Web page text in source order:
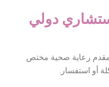
دولي
رعاية صحية مختص
أو استفسار.